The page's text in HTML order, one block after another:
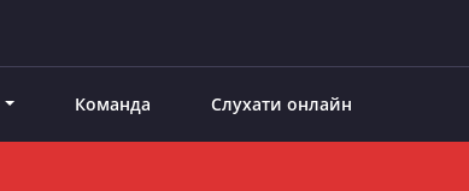
Команда Слухати онлайн